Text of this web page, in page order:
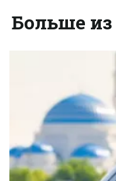
Больше из